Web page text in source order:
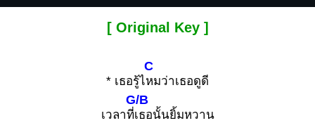
[ Original Key ]
* เธอรู้ไ
C
หมว่าเธอดูดี
เวลาที่
G/B
เธอนั้นยิ้มหวาน